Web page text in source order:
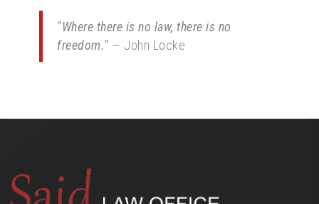
"Where there is no law, there is no
freedom." — John Locke